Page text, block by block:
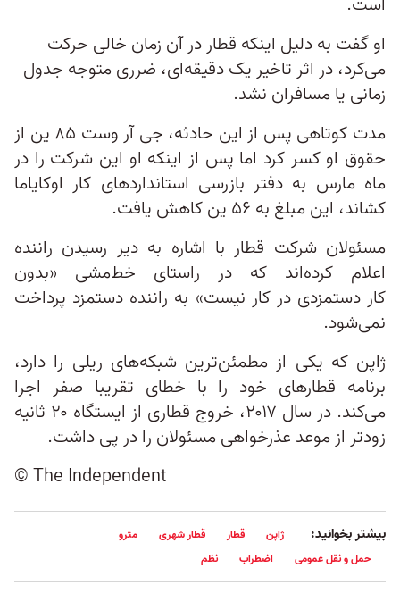
او گفت به دلیل اینکه قطار در آن زمان خالی حرکت
می‌کرد، در اثر تاخیر یک دقیقه‌ای، ضرری متوجه جدول
زمانی یا مسافران نشد.
مدت کوتاهی پس از این حادثه، جی آر وست ۸۵ ین از
حقوق او کسر کرد اما پس از اینکه او این شرکت را در
ماه مارس به دفتر بازرسی استانداردهای کار اوکایاما
کشاند، این مبلغ به ۵۶ ین کاهش یافت.
مسئولان شرکت قطار با اشاره به دیر رسیدن راننده
اعلام کرده‌اند که در راستای خط‌مشی «بدون
کار دستمزدی در کار نیست» به راننده دستمزد پرداخت
نمی‌شود.
ژاپن که یکی از مطمئن‌ترین شبکه‌های ریلی را دارد،
برنامه قطارهای خود را با خطای تقریبا صفر اجرا
می‌کند. در سال ۲۰۱۷، خروج قطاری از ایستگاه ۲۰ ثانیه
زودتر از موعد عذرخواهی مسئولان را در پی داشت.
© The Independent
بیشتر بخوانید: ژاپن قطار قطار شهری
مترو
حمل و نقل عمومی
اضطراب نظم